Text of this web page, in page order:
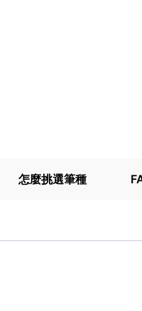
怎麼挑選筆種